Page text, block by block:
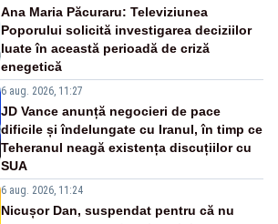
Ana Maria Păcuraru: Televiziunea
Poporului solicită investigarea deciziilor
luate în această perioadă de criză
enegetică
6 aug. 2026, 11:27
JD Vance anunță negocieri de pace
dificile și îndelungate cu Iranul, în timp ce
Teheranul neagă existența discuțiilor cu
SUA
6 aug. 2026, 11:24
Nicușor Dan, suspendat pentru că nu